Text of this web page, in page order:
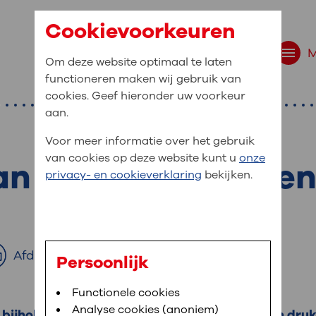
navigatie
bent u naar op
Bloedafname,MijnOLVG,Digitalisering
medische gegevens
In MijnOLVG kunt u uw medische
het u uitkomt. OLVG breidt MijnOLVG
de neusbijholten
Afdrukken
Cookievoorkeuren
Om deze website optimaal te laten
functioneren maken wij gebruik van
cookies. Geef hieronder uw voorkeur
aan.
Voor meer informatie over het gebruik
van cookies op deze website kunt u onze
privacy- en cookieverklaring bekijken.
Persoonlijk
Functionele cookies
Analyse cookies (anoniem)